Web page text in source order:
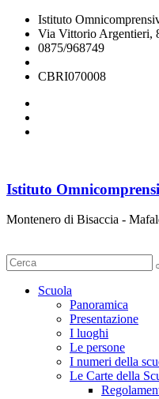
Istituto
Via Vittorio Argentieri,
0875/968749
CBRI070008
Istituto
Montenero di Bisaccia -
Scuola
Panoramica
Presentazione
I luoghi
Le persone
I numeri della
Le Carte della